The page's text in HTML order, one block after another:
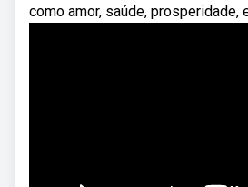
como amor, saúde, prosperidade,